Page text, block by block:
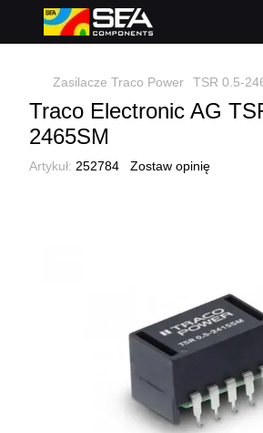
Zasilacze Traco Power TSR 0.5-
Traco Electronic AG
2465SM
Artykuł: 252784 Zostaw opinię